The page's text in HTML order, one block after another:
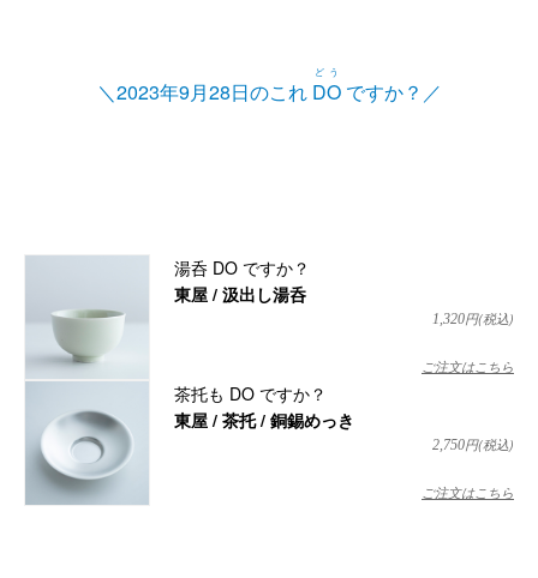
＼2023年9月28日のこれ DO
どう
ですか？／
湯呑 DO ですか？
東屋 / 汲出し湯呑
1,320円(税込)
ご注文はこちら
茶托も DO ですか？
東屋 / 茶托 / 銅錫めっき
2,750円(税込)
ご注文はこちら